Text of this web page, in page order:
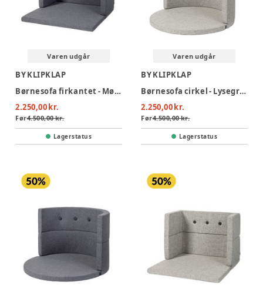
Varen udgår
BY KLIPKLAP
Børnesofa firkantet - Mørkegrå m. sortgrå knap
2.250,00 kr.
Før4.500,00 kr.
Lagerstatus
Varen udgår
BY KLIPKLAP
Børnesofa cirkel - Lysegrå m. mørkegrå knap
2.250,00 kr.
Før4.500,00 kr.
Lagerstatus